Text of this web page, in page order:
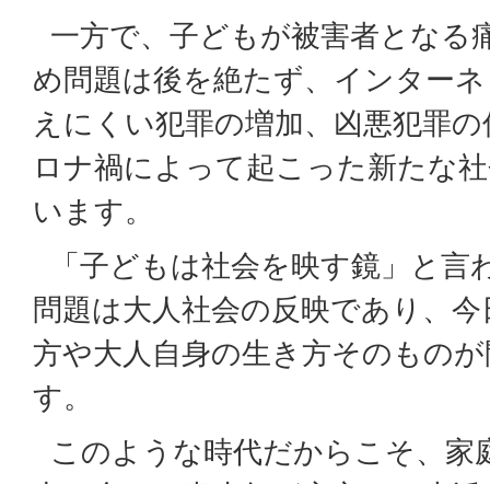
一方で、子どもが被害者となる
め問題は後を絶たず、インター
えにくい犯罪の増加、凶悪犯罪
ロナ禍によって起こった新たな
います。
「子どもは社会を映す鏡」と言
問題は大人社会の反映であり、
方や大人自身の生き方そのもの
す。
このような時代だからこそ、家